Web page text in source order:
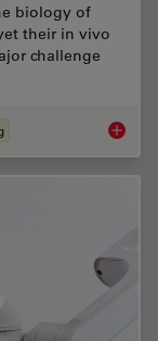
biology of
their in vivo
challenge
Spatial